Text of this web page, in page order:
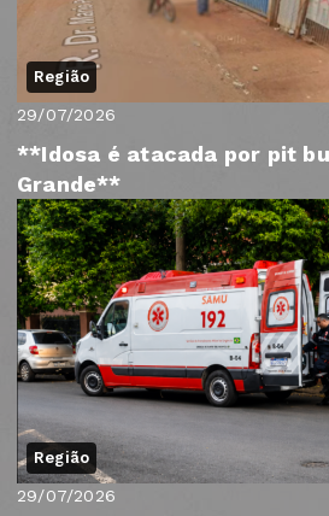
Região
29/07/2026
**Idosa é atacada por pit
Grande**
Região
29/07/2026